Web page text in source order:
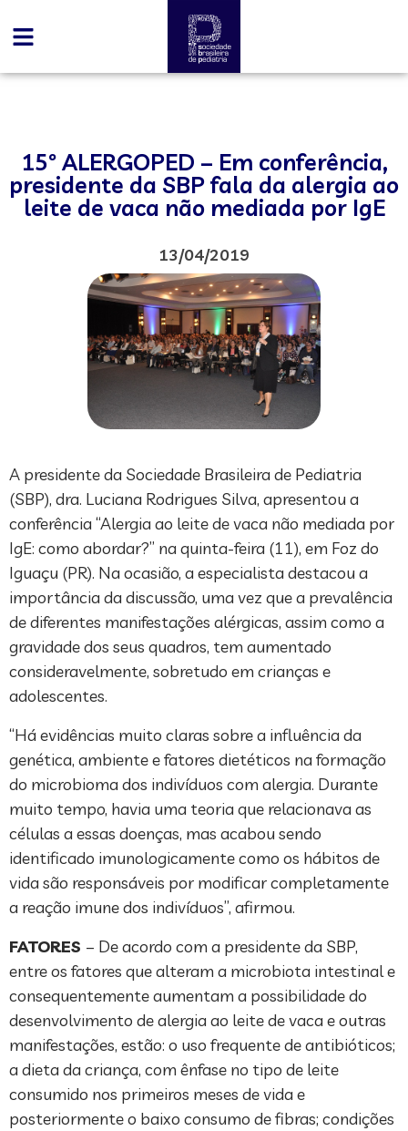
15º ALERGOPED – Em conferência,
presidente da SBP fala da alergia ao
leite de vaca não mediada por IgE
13/04/2019
A presidente da Sociedade Brasileira de Pediatria
(SBP), dra. Luciana Rodrigues Silva, apresentou a
conferência “Alergia ao leite de vaca não mediada por
IgE: como abordar?” na quinta-feira (11), em Foz do
Iguaçu (PR). Na ocasião, a especialista destacou a
importância da discussão, uma vez que a prevalência
de diferentes manifestações alérgicas, assim como a
gravidade dos seus quadros, tem aumentado
consideravelmente, sobretudo em crianças e
adolescentes.
“Há evidências muito claras sobre a influência da
genética, ambiente e fatores dietéticos na formação
do microbioma dos indivíduos com alergia. Durante
muito tempo, havia uma teoria que relacionava as
células a essas doenças, mas acabou sendo
identificado imunologicamente como os hábitos de
vida são responsáveis por modificar completamente
a reação imune dos indivíduos”, afirmou.
FATORES – De acordo com a presidente da SBP,
entre os fatores que alteram a microbiota intestinal e
consequentemente aumentam a possibilidade do
desenvolvimento de alergia ao leite de vaca e outras
manifestações, estão: o uso frequente de antibióticos;
a dieta da criança, com ênfase no tipo de leite
consumido nos primeiros meses de vida e
posteriormente o baixo consumo de fibras; condições